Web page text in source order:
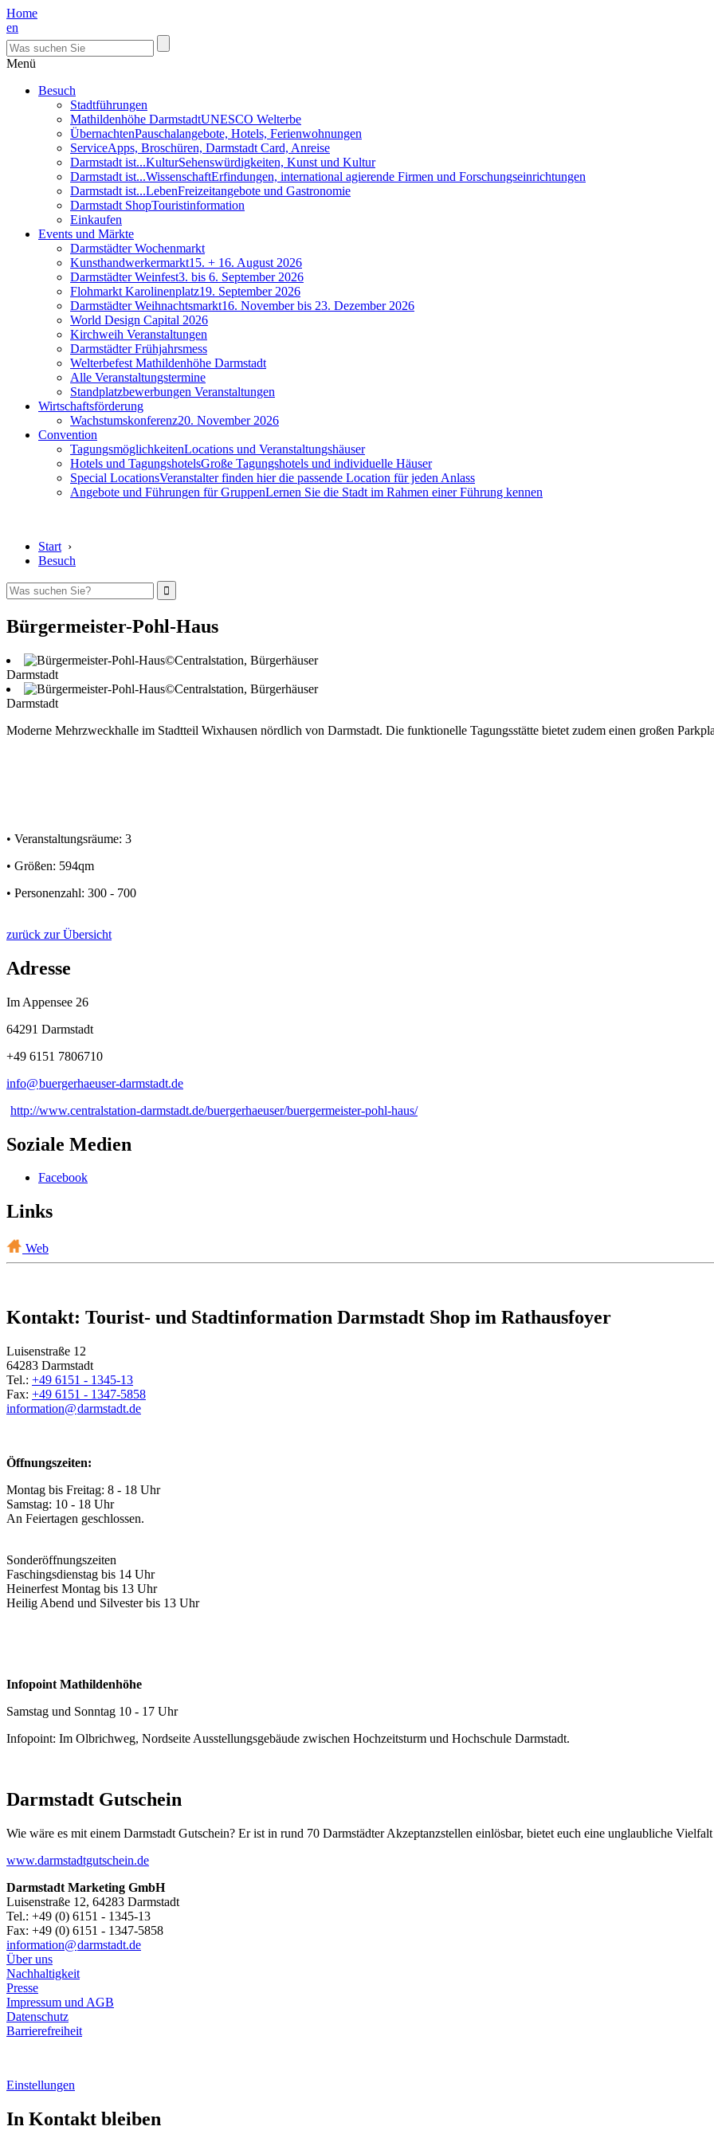
Home
en
Menü
Besuch
Stadtführungen
Mathildenhöhe DarmstadtUNESCO Welterbe
ÜbernachtenPauschalangebote, Hotels, Ferienwohnungen
ServiceApps, Broschüren, Darmstadt Card, Anreise
Darmstadt ist...KulturSehenswürdigkeiten, Kunst und Kultur
Darmstadt ist...WissenschaftErfindungen, international agierende Firmen und Forschungseinrichtungen
Darmstadt ist...LebenFreizeitangebote und Gastronomie
Darmstadt ShopTouristinformation
Einkaufen
Events und Märkte
Darmstädter Wochenmarkt
Kunsthandwerkermarkt15. + 16. August 2026
Darmstädter Weinfest3. bis 6. September 2026
Flohmarkt Karolinenplatz19. September 2026
Darmstädter Weihnachtsmarkt16. November bis 23. Dezember 2026
World Design Capital 2026
Kirchweih Veranstaltungen
Darmstädter Frühjahrsmess
Welterbefest Mathildenhöhe Darmstadt
Alle Veranstaltungstermine
Standplatzbewerbungen Veranstaltungen
Wirtschaftsförderung
Wachstumskonferenz20. November 2026
Convention
TagungsmöglichkeitenLocations und Veranstaltungshäuser
Hotels und TagungshotelsGroße Tagungshotels und individuelle Häuser
Special LocationsVeranstalter finden hier die passende Location für jeden Anlass
Angebote und Führungen für GruppenLernen Sie die Stadt im Rahmen einer Führung kennen
Start ›
Besuch
Bürgermeister-Pohl-Haus
©Centralstation, Bürgerhäuser
Darmstadt
©Centralstation, Bürgerhäuser
Darmstadt
Moderne Mehrzweckhalle im Stadtteil Wixhausen nördlich von Darmstadt. Die funktionelle Tagungsstätte bietet zudem einen großen
• Veranstaltungsräume: 3
• Größen: 594qm
• Personenzahl: 300 - 700
zurück zur Übersicht
Adresse
Im Appensee 26
64291 Darmstadt
+49 6151 7806710
info@buergerhaeuser-darmstadt.de
http://www.centralstation-darmstadt.de/buergerhaeuser/buergermeister-pohl-haus/
Soziale Medien
Facebook
Links
Web
Kontakt: Tourist- und Stadtinformation Darmstadt Shop im Rathausfoyer
Luisenstraße 12
64283 Darmstadt
Tel.: +49 6151 - 1345-13
Fax: +49 6151 - 1347-5858
information@darmstadt.de
Öffnungszeiten:
Montag bis Freitag: 8 - 18 Uhr
Samstag: 10 - 18 Uhr
An Feiertagen geschlossen.
Sonderöffnungszeiten
Faschingsdienstag bis 14 Uhr
Heinerfest Montag bis 13 Uhr
Heilig Abend und Silvester bis 13 Uhr
Infopoint Mathildenhöhe
Samstag und Sonntag 10 - 17 Uhr
Infopoint: Im Olbrichweg, Nordseite Ausstellungsgebäude zwischen Hochzeitsturm und Hochschule Darmstadt.
Darmstadt Gutschein
Wie wäre es mit einem Darmstadt Gutschein? Er ist in rund 70 Darmstädter Akzeptanzstellen einlösbar, bietet euch eine unglaubliche
www.darmstadtgutschein.de
Darmstadt Marketing GmbH
Luisenstraße 12, 64283 Darmstadt
Tel.: +49 (0) 6151 - 1345-13
Fax: +49 (0) 6151 - 1347-5858
information@darmstadt.de
Über uns
Nachhaltigkeit
Presse
Impressum und AGB
Datenschutz
Barrierefreiheit
Einstellungen
In Kontakt bleiben